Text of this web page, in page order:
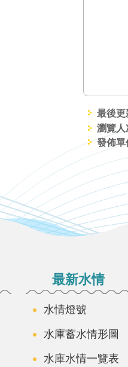
最後更
瀏覽人
發佈單
最新水情
水情燈號
水庫蓄水情形圖
水庫水情一覽表